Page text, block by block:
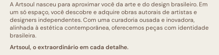
A Artsoul nasceu para aproximar você da arte e do design brasileiro. Em
um só espaço, você descobre e adquire obras autorais de artistas e
designers independentes. Com uma curadoria ousada e inovadora,
alinhada à estética contemporânea, oferecemos peças com identidade
brasileira.
Artsoul, o extraordinário em cada detalhe.